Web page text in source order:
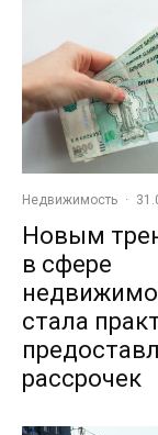
Недвижимость ·
Новым
в сфере
стала
рассрочек